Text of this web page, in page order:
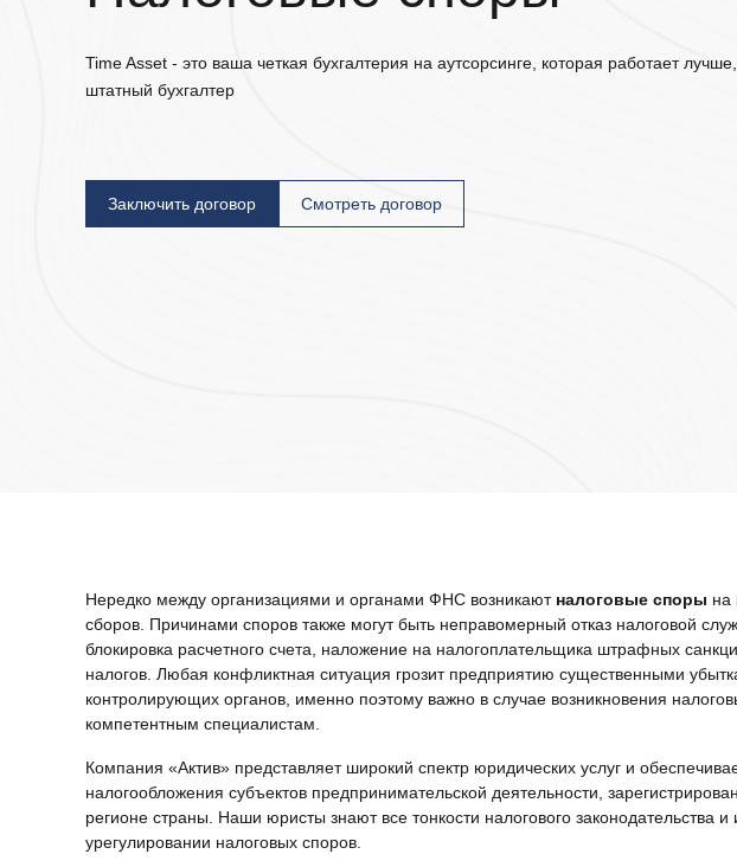
Time Asset - это ваша четкая бухгалтерия на аутсорсинге, которая работает
штатный бухгалтер
Заключить договор Смотреть договор
Нередко между организациями и органами ФНС возникают налоговые споры на
сборов. Причинами споров также могут быть неправомерный отказ налоговой
блокировка расчетного счета, наложение на налогоплательщика штрафных
налогов. Любая конфликтная ситуация грозит предприятию существенными
контролирующих органов, именно поэтому важно в случае возникновения
компетентным специалистам.
Компания «Актив» представляет широкий спектр юридических услуг и
налогообложения субъектов предпринимательской деятельности,
регионе страны. Наши юристы знают все тонкости налогового
урегулировании налоговых споров.